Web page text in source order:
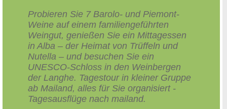
Probieren Sie 7 Barolo- und Piemont-
Weine auf einem familiengeführten
Weingut, genießen Sie ein Mittagessen
in Alba – der Heimat von Trüffeln und
Nutella – und besuchen Sie ein
UNESCO-Schloss in den Weinbergen
der Langhe. Tagestour in kleiner Gruppe
ab Mailand, alles für Sie organisiert -
Tagesausflüge nach mailand.